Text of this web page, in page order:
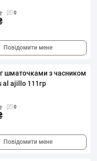
0
Повідомити мене
шматочками з часником
al ajillo 111гр
0
Повідомити мене